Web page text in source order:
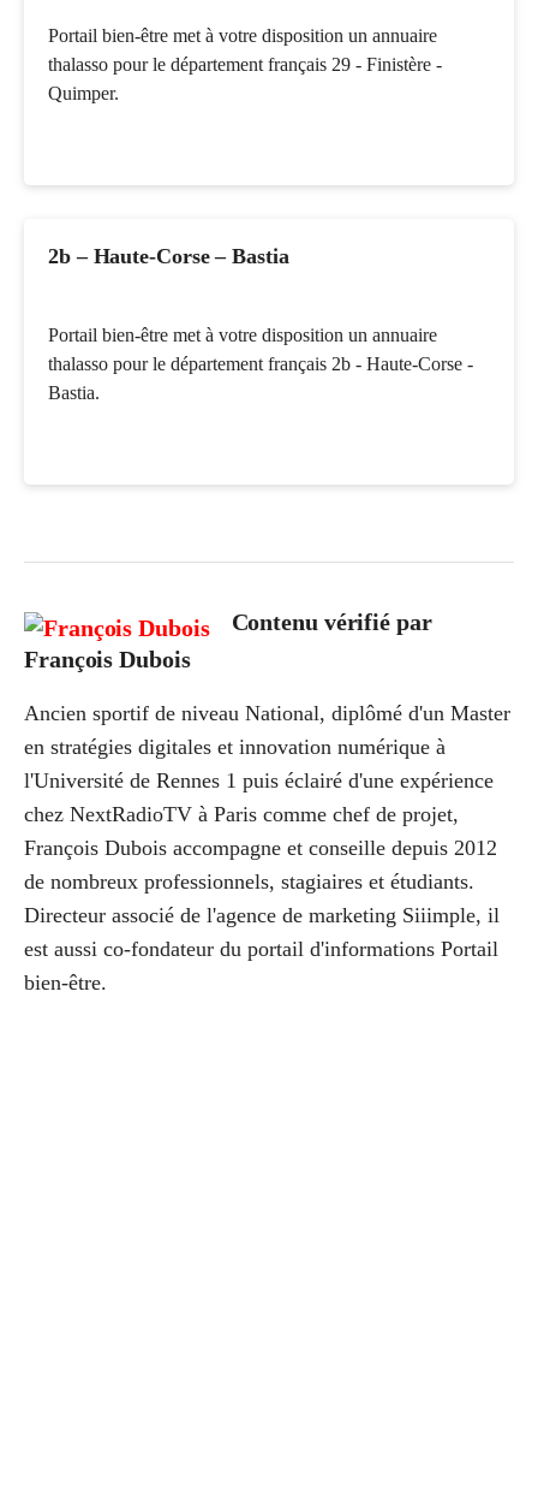
Portail bien-être met à votre disposition un annuaire
thalasso pour le département français 29 - Finistère -
Quimper.
2b – Haute-Corse – Bastia
Portail bien-être met à votre disposition un annuaire
thalasso pour le département français 2b - Haute-Corse -
Bastia.
Contenu vérifié par
François Dubois
Ancien sportif de niveau National, diplômé d'un Master
en stratégies digitales et innovation numérique à
l'Université de Rennes 1 puis éclairé d'une expérience
chez NextRadioTV à Paris comme chef de projet,
François Dubois accompagne et conseille depuis 2012
de nombreux professionnels, stagiaires et étudiants.
Directeur associé de l'agence de marketing Siiimple, il
est aussi co-fondateur du portail d'informations Portail
bien-être.